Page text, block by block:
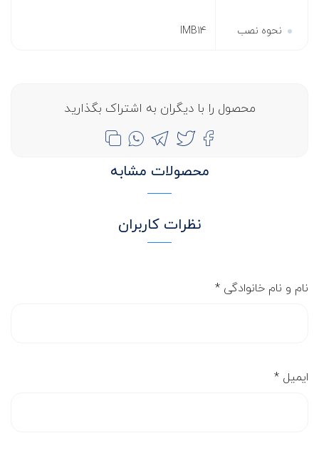
نحوه نصب IMB14
محصول را با دیگران به اشتراک بگذارید
محصولات مشابه
نظرات کاربران
نام و نام خانوادگی *
ایمیل *